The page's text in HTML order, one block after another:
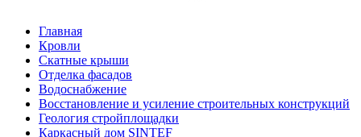
Главная
Кровли
Скатные крыши
Отделка фасадов
Водоснабжение
Восстановление и усиление строительных конструкций
Геология стройплощадки
Каркасный дом SINTEF